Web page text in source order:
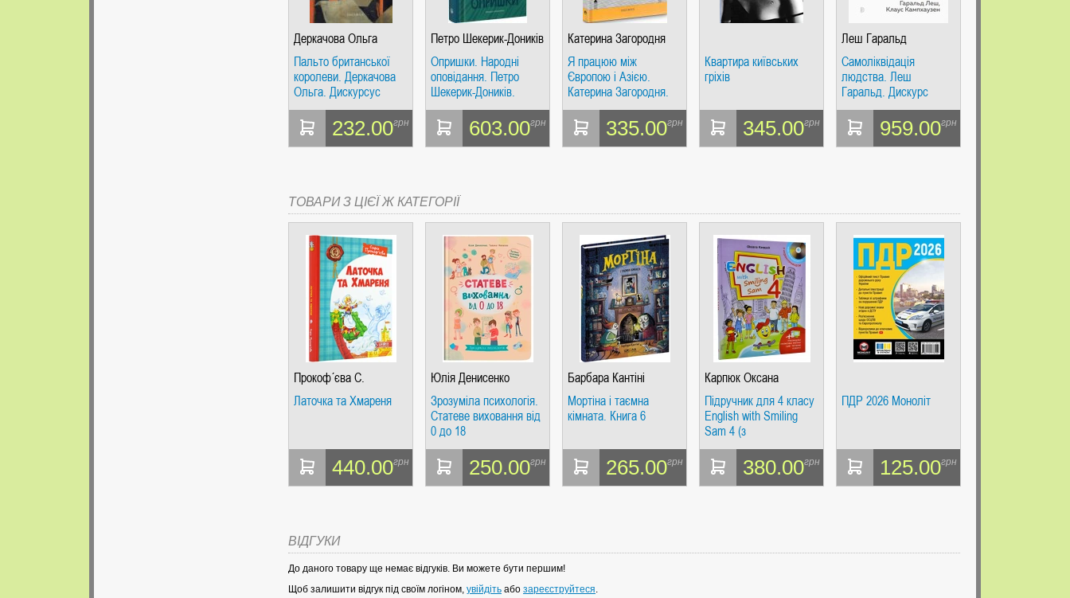
Деркачова Ольга
Пальто британської
королеви. Деркачова
Ольга. Дискурсус
232.00грн
Петро Шекерик-Доників
Опришки. Народні
оповідання. Петро
Шекерик-Доників.
Дискурс
603.00грн
Катерина Загородня
Я працюю між
Європою і Азією.
Катерина Загородня.
Дискурсус
335.00грн
Квартира київських
гріхів
345.00грн
Леш Гаральд
Самоліквідація
людства. Леш
Гаральд. Дискурс
959.00грн
ТОВАРИ З ЦІЄЇ Ж КАТЕГОРІЇ
Прокоф´єва С.
Латочка та Хмареня
440.00грн
Юлія Денисенко
Зрозуміла психологія.
Статеве виховання від
0 до 18
250.00грн
Барбара Кантіні
Мортіна і таємна
кімната. Книга 6
265.00грн
Карпюк Оксана
Підручник для 4 класу
English with Smiling
Sam 4 (з
аудіосупроводом та
мультимедійною
інтерактивною
програмою)
380.00грн
ПДР 2026 Моноліт
125.00грн
ВІДГУКИ
До даного товару ще немає відгуків. Ви можете бути першим!
Щоб залишити відгук під своїм логіном, увійдіть або зареєструйтеся.